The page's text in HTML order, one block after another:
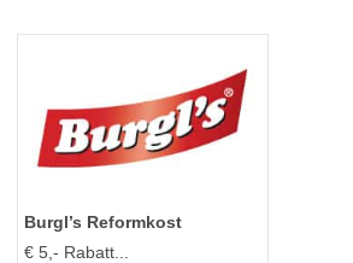
Burgl’s Reformkost
€ 5,- Rabatt...